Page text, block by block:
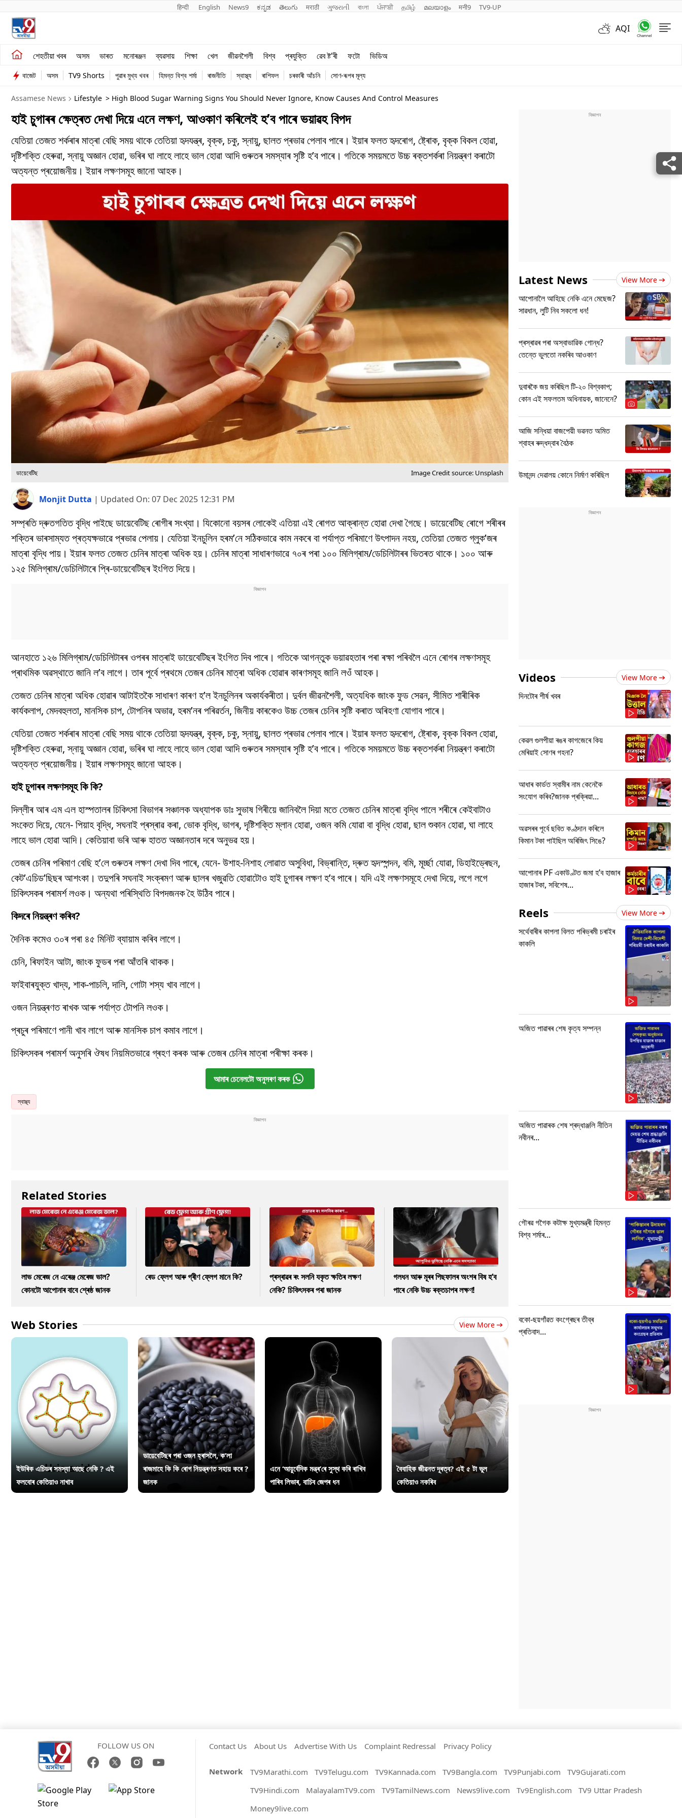
हिन्दी English News9 ಕನ್ನಡ తెలుగు मराठी ગુજરાતી বাংলা ਪੰਜਾਬੀ தமிழ் മലയാളം मनी9 TV9-UP
AQI
শেহতীয়া খবৰ অসম ভাৰত মনোৰঞ্জন ব্যৱসায় শিক্ষা খেল জীৱনশৈলী বিশ্ব প্ৰযুক্তি ৱেব ষ্ট'ৰী ফটো ভিডিঅ
শেহতীয়া খবৰ
অসম
ভাৰত
ব্যৱসায়
খেল
জীৱনশৈলী
বাজেট অসম TV9 Shorts পুৱাৰ মুখ্য খবৰ হিমন্ত বিশ্ব শৰ্মা ৰাজনীতি স্বাস্থ্য ৰাশিফল চৰকাৰী আঁচনি সোণ-ৰূপৰ মূল্য
Assamese News Lifestyle > High Blood Sugar Warning Signs You Should Never Ignore, Know Causes And Control Measures
হাই চুগাৰৰ ক্ষেত্ৰত দেখা দিয়ে এনে লক্ষণ, আওকাণ কৰিলেই হ’ব পাৰে ভয়াৱহ বিপদ
যেতিয়া তেজত শৰ্কৰাৰ মাত্ৰা বেছি সময় থাকে তেতিয়া হৃদযন্ত্ৰ, বৃক্ক, চকু, স্নায়ু, ছালত প্ৰভাৱ পেলাব পাৰে। ইয়াৰ ফলত হৃদৰোগ, ষ্ট্ৰোক, বৃক্ক বিকল হোৱা,
দৃষ্টিশক্তি হেৰুৱা, স্নায়ু অজ্ঞান হোৱা, ভৰিৰ ঘা লাহে লাহে ভাল হোৱা আদি গুৰুতৰ সমস্যাৰ সৃষ্টি হ’ব পাৰে। গতিকে সময়মতে উচ্চ ৰক্তশৰ্কৰা নিয়ন্ত্ৰণ কৰাটো
অত্যন্ত প্ৰয়োজনীয়। ইয়াৰ লক্ষণসমূহ জানো আহক।
ডায়েবেটিছ Image Credit source: Unsplash
Monjit Dutta | Updated On: 07 Dec 2025 12:31 PM
সম্প্ৰতি দ্ৰুতগতিত বৃদ্ধি পাইছে ডায়েবেটিছ ৰোগীৰ সংখ্যা। যিকোনো বয়সৰ লোকেই এতিয়া এই ৰোগত আক্ৰান্ত হোৱা দেখা গৈছে। ডায়েবেটিছ ৰোগে শৰীৰৰ
শক্তিৰ ভাৰসাম্যত প্ৰত্যক্ষভাৱে প্ৰভাৱ পেলায়। যেতিয়া ইনচুলিন হৰম’নে সঠিকভাৱে কাম নকৰে বা পৰ্যাপ্ত পৰিমাণে উৎপাদন নহয়, তেতিয়া তেজত গ্লুক’জৰ
মাত্ৰা বৃদ্ধি পায়। ইয়াৰ ফলত তেজত চেনিৰ মাত্ৰা অধিক হয়। চেনিৰ মাত্ৰা সাধাৰণভাৱে ৭০ৰ পৰা ১০০ মিলিগ্ৰাম/ডেচিলিটাৰৰ ভিতৰত থাকে। ১০০ আৰু
১২৫ মিলিগ্ৰাম/ডেচিলিটাৰে প্ৰি-ডায়েবেটিছৰ ইংগিত দিয়ে।
আনহাতে ১২৬ মিলিগ্ৰাম/ডেচিলিটাৰৰ ওপৰৰ মাত্ৰাই ডায়েবেটিছৰ ইংগিত দিব পাৰে। গতিকে আগন্তুক ভয়াৱহতাৰ পৰা ৰক্ষা পৰিবলৈ এনে ৰোগৰ লক্ষণসমূহ
প্ৰাথমিক অৱস্থাতে জানি ল’ব লাগে। তাৰ পূৰ্বে প্ৰথমে তেজৰ চেনিৰ মাত্ৰা অধিক হোৱাৰ কাৰণসমূহ জানি লওঁ আহক।
তেজত চেনিৰ মাত্ৰা অধিক হোৱাৰ আটাইতকৈ সাধাৰণ কাৰণ হ’ল ইনচুলিনৰ অকাৰ্যকৰীতা। দুৰ্বল জীৱনশৈলী, অত্যধিক জাংক ফুড সেৱন, সীমিত শাৰীৰিক
কাৰ্যকলাপ, মেদবহুলতা, মানসিক চাপ, টোপনিৰ অভাৱ, হৰম’নৰ পৰিৱৰ্তন, জিনীয় কাৰকেও উচ্চ তেজৰ চেনিৰ সৃষ্টি কৰাত অৰিহণা যোগাব পাৰে।
যেতিয়া তেজত শৰ্কৰাৰ মাত্ৰা বেছি সময় থাকে তেতিয়া হৃদযন্ত্ৰ, বৃক্ক, চকু, স্নায়ু, ছালত প্ৰভাৱ পেলাব পাৰে। ইয়াৰ ফলত হৃদৰোগ, ষ্ট্ৰোক, বৃক্ক বিকল হোৱা,
দৃষ্টিশক্তি হেৰুৱা, স্নায়ু অজ্ঞান হোৱা, ভৰিৰ ঘা লাহে লাহে ভাল হোৱা আদি গুৰুতৰ সমস্যাৰ সৃষ্টি হ’ব পাৰে। গতিকে সময়মতে উচ্চ ৰক্তশৰ্কৰা নিয়ন্ত্ৰণ কৰাটো
অত্যন্ত প্ৰয়োজনীয়। ইয়াৰ লক্ষণসমূহ জানো আহক।
হাই চুগাৰৰ লক্ষণসমূহ কি কি?
দিল্লীৰ আৰ এম এল হাস্পতালৰ চিকিৎসা বিভাগৰ সঞ্চালক অধ্যাপক ডাঃ সুভাষ গিৰীয়ে জানিবলৈ দিয়া মতে তেজত চেনিৰ মাত্ৰা বৃদ্ধি পালে শৰীৰে কেইবাটাও
সংকেত দিয়ে, যেনে- পিয়াহ বৃদ্ধি, সঘনাই প্ৰস্ৰাৱ কৰা, ভোক বৃদ্ধি, ভাগৰ, দৃষ্টিশক্তি ম্লান হোৱা, ওজন কমি যোৱা বা বৃদ্ধি হোৱা, ছাল শুকান হোৱা, ঘা লাহে
লাহে ভাল হোৱা আদি। কেতিয়াবা ভৰি আৰু হাতত অজ্ঞানতাৰ দৰে অনুভৱ হয়।
তেজৰ চেনিৰ পৰিমাণ বেছি হ’লে গুৰুতৰ লক্ষণ দেখা দিব পাৰে, যেনে- উশাহ-নিশাহ লোৱাত অসুবিধা, বিভ্ৰান্তি, দ্ৰুত হৃদস্পন্দন, বমি, মূৰ্চ্ছা যোৱা, ডিহাইড্ৰেছন,
কেট’এচিড’ছিছৰ আশংকা। তদুপৰি সঘনাই সংক্ৰমণ আৰু ছালৰ খজুৱতি হোৱাটোও হাই চুগাৰৰ লক্ষণ হ’ব পাৰে। যদি এই লক্ষণসমূহে দেখা দিয়ে, লগে লগে
চিকিৎসকৰ পৰামৰ্শ লওক। অন্যথা পৰিস্থিতি বিপদজনক হৈ উঠিব পাৰে।
কিদৰে নিয়ন্ত্ৰণ কৰিব?
দৈনিক কমেও ৩০ৰ পৰা ৪৫ মিনিট ব্যায়াম কৰিব লাগে।
চেনি, ৰিফাইন আটা, জাংক ফুডৰ পৰা আঁতৰি থাকক।
ফাইবাৰযুক্ত খাদ্য, শাক-পাচলি, দালি, গোটা শস্য খাব লাগে।
ওজন নিয়ন্ত্ৰণত ৰাখক আৰু পৰ্যাপ্ত টোপনি লওক।
প্ৰচুৰ পৰিমাণে পানী খাব লাগে আৰু মানসিক চাপ কমাব লাগে।
চিকিৎসকৰ পৰামৰ্শ অনুসৰি ঔষধ নিয়মিতভাৱে গ্ৰহণ কৰক আৰু তেজৰ চেনিৰ মাত্ৰা পৰীক্ষা কৰক।
আমাৰ চেনেলটো অনুসৰণ কৰক
স্বাস্থ্য
Related Stories
লাভ মেৰেজ নে এৰেঞ্জ মেৰেজ ভাল?
কোনটো আপোনাৰ বাবে শ্ৰেষ্ঠ জানক
ৰেড ফ্লেগ আৰু গ্ৰীণ ফ্লেগ মানে কি?
প্ৰস্ৰাৱৰ ৰং সলনি যকৃত ক্ষতিৰ লক্ষণ
নেকি? চিকিৎসকৰ পৰা জানক
গলধন আৰু মূৰৰ পিছফালৰ অংশৰ বিষ হ’ব
পাৰে নেকি উচ্চ ৰক্তচাপৰ লক্ষণ!
Web Stories View More
ইউৰিক এচিডৰ সমস্যা আছে নেকি ? এই
ফলবোৰ কেতিয়াও নাখাব
ডায়েবেটিছৰ পৰা ওজন হ্ৰাসলৈ, ক’লা
ৰাজমাহে কি কি ৰোগ নিয়ন্ত্ৰণত সহায় কৰে ?
জানক
এনে ‘আয়ুৰ্বেদিক মন্ত্ৰ’ৰে সুস্থ কৰি ৰাখিব
পাৰিব লিভাৰ, বাচিব জেপৰ ধন
বৈবাহিক জীৱনত দূৰত্ব? এই ৫ টা ভুল
কেতিয়াও নকৰিব
Latest News View More
আপোনালৈ আহিছে নেকি এনে মেছেজ?
সাৱধান, লুটি নিব সকলো ধন!
প্ৰস্ৰাৱৰ পৰা অস্বাভাৱিক গোন্ধ?
তেন্তে ভুলতো নকৰিব আওকাণ
দুবাৰকৈ জয় কৰিছিল টি-২০ বিশ্বকাপ;
কোন এই সফলতম অধিনায়ক, জানেনে?
আজি সন্ধিয়া বাজপেয়ী ভৱনত অমিত
শ্বাহৰ ৰুদ্ধদ্বাৰ বৈঠক
উমানন্দ দেৱালয় কোনে নিৰ্মাণ কৰিছিল
Videos View More
দিনটোৰ শীৰ্ষ খবৰ
কেৱল গুলপীয়া ৰঙৰ কাগজেৰে কিয়
মেৰিয়াই সোণৰ গহনা?
আধাৰ কাৰ্ডত স্বামীৰ নাম কেনেকৈ
সংযোগ কৰিব?জানক প্ৰক্ৰিয়া...
অৱসৰৰ পূৰ্বে ছবিত কণ্ঠদান কৰিলে
কিমান টকা পাইছিল অৰিজিৎ সিঙে?
আপোনাৰ PF একাউণ্টত জমা হ’ব হাজাৰ
হাজাৰ টকা, সবিশেষ...
Reels View More
সৰ্থেবাৰীৰ কাপলা বিলত পৰিভ্ৰমী চৰাইৰ
কাকলি
অজিত পাৱাৰৰ শেষ কৃত্য সম্পন্ন
অজিত পাৱাৰক শেষ শ্ৰদ্ধাঞ্জলি নীতিন
নবীনৰ...
গৌৰৱ গগৈক কটাক্ষ মুখ্যমন্ত্ৰী হিমন্ত
বিশ্ব শৰ্মাৰ...
বকো-ছয়গাঁৱত কংগ্ৰেছৰ তীব্ৰ
প্ৰতিবাদ...
FOLLOW US ON Contact Us About Us Advertise With Us Complaint Redressal Privacy Policy
Network TV9Marathi.com TV9Telugu.com TV9Kannada.com TV9Bangla.com TV9Punjabi.com
TV9Gujarati.com
TV9Hindi.com
MalayalamTV9.com TV9TamilNews.com News9live.com Tv9English.com
TV9 Uttar Pradesh
Money9live.com